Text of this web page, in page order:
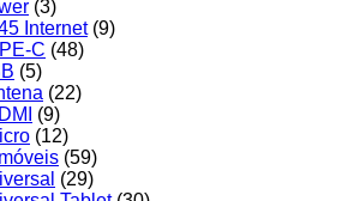
(3)
Internet (9)
C (48)
(5)
(22)
(9)
(12)
(59)
(29)